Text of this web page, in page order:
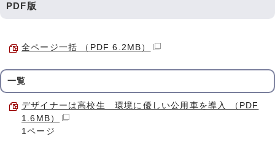
PDF版
全ページ一括 （PDF 6.2MB）
一覧
デザイナーは高校生 環境に優しい公用車を導入 （PDF
1.6MB）
1ページ